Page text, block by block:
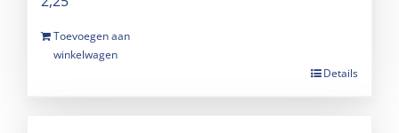
Toevoegen aan
winkelwagen
Details